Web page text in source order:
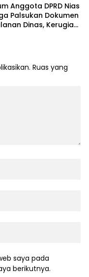
Anggota DPRD Nias
Palsukan Dokumen
Dinas, Kerugian
Ruas yang
saya pada
berikutnya.